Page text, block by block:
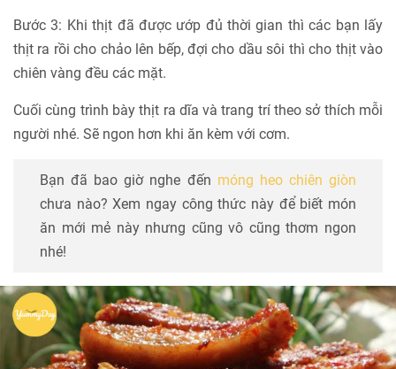
Bước 3: Khi thịt đã được ướp đủ thời gian thì các bạn lấy
thịt ra rồi cho chảo lên bếp, đợi cho dầu sôi thì cho thịt vào
chiên vàng đều các mặt.
Cuối cùng trình bày thịt ra dĩa và trang trí theo sở thích mỗi
người nhé. Sẽ ngon hơn khi ăn kèm với cơm.
Bạn đã bao giờ nghe đến móng heo chiên giòn
chưa nào? Xem ngay công thức này để biết món
ăn mới mẻ này nhưng cũng vô cũng thơm ngon
nhé!